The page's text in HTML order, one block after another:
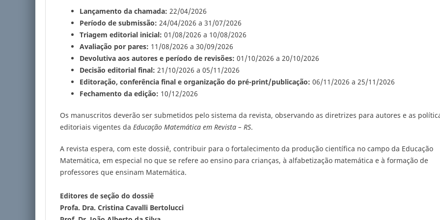
Lançamento da chamada: 22/04/2026
Período de submissão: 24/04/2026 a 31/07/2026
Triagem editorial inicial: 01/08/2026 a 10/08/2026
Avaliação por pares: 11/08/2026 a 30/09/2026
Devolutiva aos autores e período de revisões: 01/10/2026 a 20/10/2026
Decisão editorial final: 21/10/2026 a 05/11/2026
Editoração, conferência final e organização do pré-print/publicação: 06/11/2026 a 25/11/2026
Fechamento da edição: 10/12/2026
Os manuscritos deverão ser submetidos pelo sistema da revista, observando as diretrizes para autores e as
editoriais vigentes da Educação Matemática em Revista – RS.
A revista espera, com este dossiê, contribuir para o fortalecimento da produção científica no campo da Educação
Matemática, em especial no que se refere ao ensino para crianças, à alfabetização matemática e à formação de
professores que ensinam Matemática.
Editores de seção do dossiê
Profa. Dra. Cristina Cavalli Bertolucci